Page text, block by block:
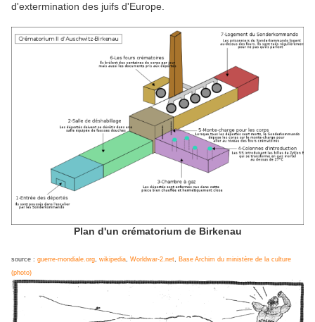
d'extermination des juifs d'Europe.
Plan d'un crématorium de Birkenau
source : guerre-mondiale.org, wikipedia, Worldwar-2.net, Base Archim du ministère de la culture
(photo)